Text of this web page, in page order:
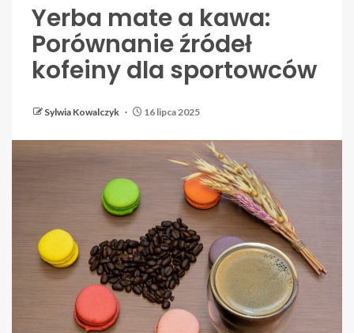
Yerba mate a kawa:
Porównanie źródeł
kofeiny dla sportowców
Sylwia Kowalczyk 16 lipca 2025